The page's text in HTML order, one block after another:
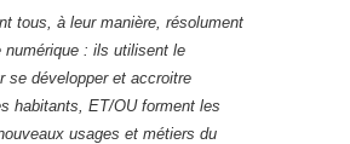
tous, à leur manière, résolument
numérique : ils utilisent le
se développer et accroitre
habitants, ET/OU forment les
usages et métiers du